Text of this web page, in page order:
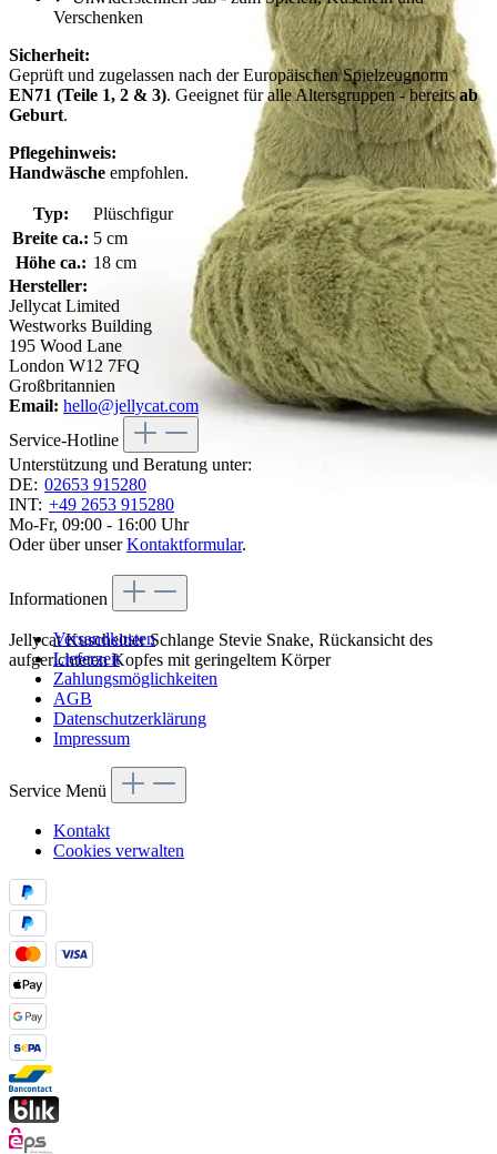
Jellycat Kuscheltier Schlange Stevie Snake, Rückansicht des
aufgerichteten Kopfes mit geringeltem Körper
Verschenken
Sicherheit:
Geprüft und zugelassen nach der Europäischen Spielzeugnorm
EN71 (Teile 1, 2 & 3). Geeignet für alle Altersgruppen - bereitsab
Geburt.
Pflegehinweis:
Handwäsche empfohlen.
Typ:
Plüschfigur
Breite ca.: 5 cm
Höhe ca.: 18 cm
Hersteller:
Jellycat Limited
Westworks Building
195 Wood Lane
London W12 7FQ
Großbritannien
Email: hello@jellycat.com
Service-Hotline
Unterstützung und Beratung unter:
DE: 02653 915280
INT: +49 2653 915280
Mo-Fr, 09:00 - 16:00 Uhr
Oder über unserKontaktformular.
Informationen
Versandkosten
Lieferzeit
Zahlungsmöglichkeiten
AGB
Datenschutzerklärung
Impressum
Service Menü
Kontakt
Cookies verwalten